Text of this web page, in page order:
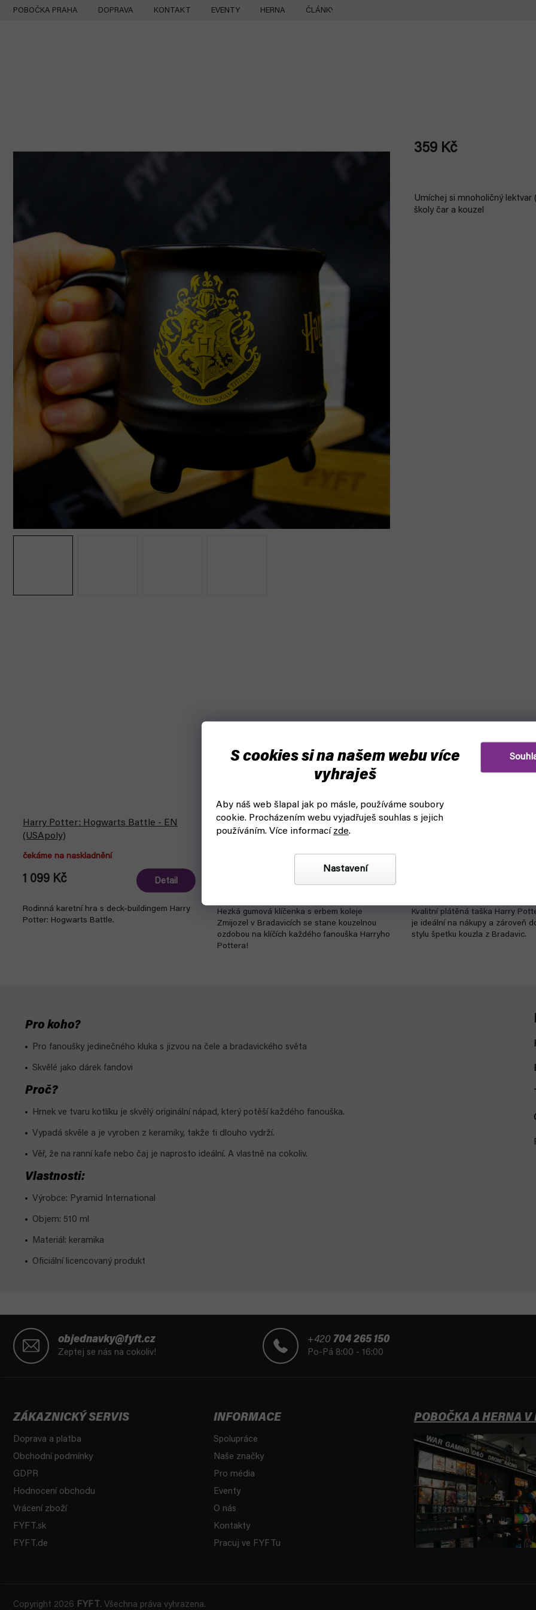
S cookies si na našem webu více
vyhraješ
Aby náš web šlapal jak po másle, používáme soubory
cookie. Procházením webu vyjadřuješ souhlas s jejich
používáním. Více informací zde.
Nastavení
Přejít
POBOČKA PRAHA DOPRAVA KONTAKT EVENTY HERNA ČLÁNKY
359 Kč
Umíchej si mnoholičný
školy čar a kouzel
Harry Potter: Hogwarts Battle - EN
(USApoly)
čekáme na naskladnění
1 099 Kč Detail
Rodinná karetní hra s deck-buildingem Harry
Potter: Hogwarts Battle.
3
6
Klíčenka Harry Potter gumová - Erb
Zmijozel (EPEE)
skladem, ihned k odeslání
Do košíku
Hezká gumová klíčenka s erbem koleje
Zmijozel v Bradavicích se stane kouzelnou
ozdobou na klíčích každého fanouška Harryho
Pottera!
Plátěná taška Harry Potter
Kvalitní plátěná taška Harry
je ideální na nákupy a zároveň
stylu špetku kouzla z Bradavic.
Pro koho?
Pro fanoušky jedinečného kluka s jizvou na čele a bradavického světa
Skvělé jako dárek fandovi
Proč?
Hrnek ve tvaru kotlíku je skvělý originální nápad, který potěší každého fanouška.
Vypadá skvěle a je vyroben z keramiky, takže ti dlouho vydrží.
Věř, že na ranní kafe nebo čaj je naprosto ideální. A vlastně na cokoliv.
Vlastnosti:
Výrobce: Pyramid International
Objem: 510 ml
Materiál: keramika
Oficiální licencovaný produkt
objednavky@fyft.cz
Zeptej se nás na cokoliv!
+420 704 265 150
Po-Pá 8:00 - 16:00
ZÁKAZNICKÝ SERVIS
Doprava a platba
Obchodní podmínky
GDPR
Hodnocení obchodu
Vrácení zboží
FYFT.sk
FYFT.de
INFORMACE
Spolupráce
Naše značky
Pro média
Eventy
O nás
Kontakty
Pracuj ve FYFTu
POBOČKA A HERNA V
Copyright 2026 FYFT . Všechna práva vyhrazena.